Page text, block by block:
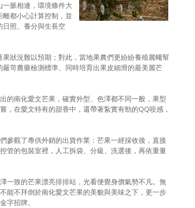
脈相連，環境條件大
都小心計算控制，並
日照、養分與生長空
狀況難以預期；對此，當地果農們更紛紛養殖麗蠅幫
苛農藥檢測標準、同時培育出果皮細滑的最美麗芒
的南化愛文芒果，確實外型、色澤都不同一般，果型
，在愛文特有的甜香中，還帶著紮實有勁的QQ咬感，
參觀了專供外銷的出貨作業：芒果一經採收後，直接
管的包裝室裡，人工拆袋、分級、洗選後，再依重量
一致的芒果漂亮排排站，光看便覺身價氣勢不凡。無
能不拜倒於南化愛文芒果的美貌與美味之下，更一步
字招牌。